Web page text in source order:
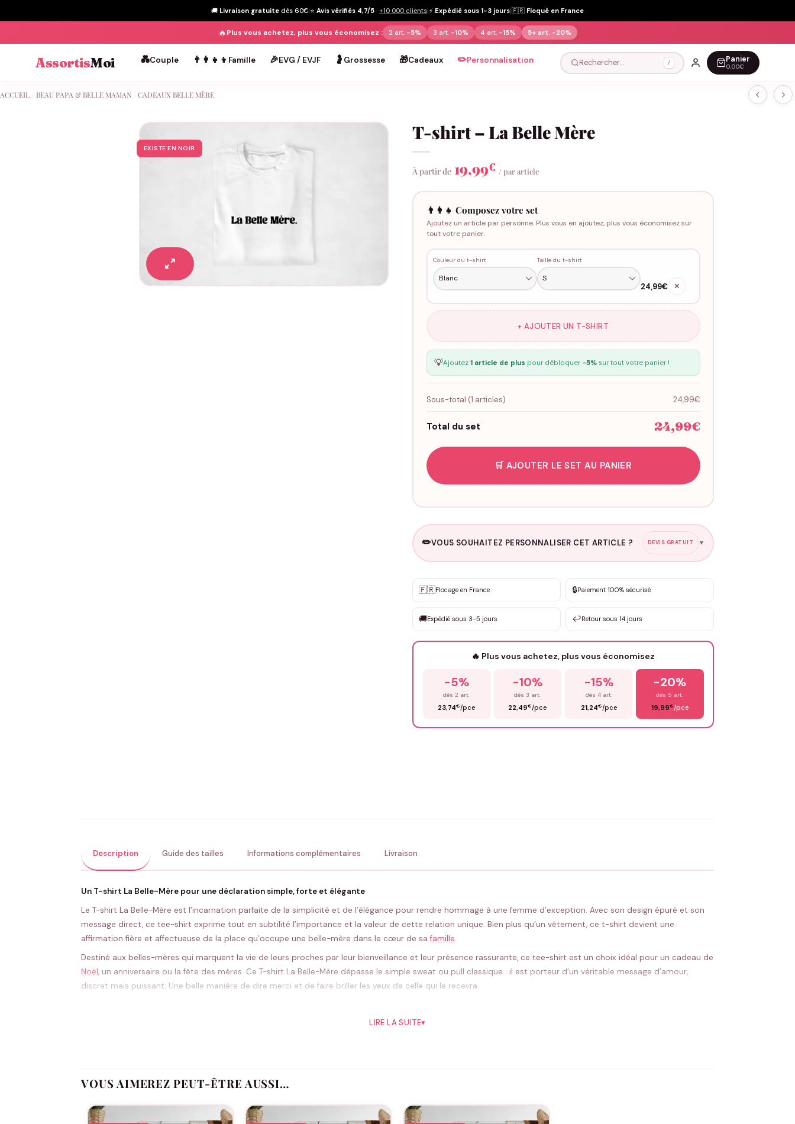
🚚 Livraison gratuite dès 60€|⭐ Avis vérifiés 4,7/5 · +10 000 clients|⚡ Expédié sous 1-3 jours|🇫🇷 Floqué en France
🔥Plus vous achetez, plus vous économisez : 2 art. -5% 3 art. -10% 4 art. -15% 5+ art. -20%
AssortisMoi 💑Couple 👨‍👩‍👧‍👦 Famille 🎉EVG / EVJF 🤰 Grossesse 🎁Cadeaux ✏️Personnalisation Rechercher… / Panier
0,00€
ACCUEIL BEAU PAPA & BELLE MAMAN CADEAUX BELLE MÈRE
EXISTE EN NOIR
T-shirt – La Belle Mère
À partir de 19,99€ / par article
👨‍👩‍👧 Composez votre set
Ajoutez un article par personne. Plus vous en ajoutez, plus vous économisez sur
tout votre panier.
Couleur du t-shirt Taille du t-shirt
24,99€ ✕
+ AJOUTER UN T-SHIRT
💡Ajoutez 1 article de plus pour débloquer -5%sur tout votre panier !
Sous-total (1 articles) 24,99€
Total du set 24,99€
🛒 AJOUTER LE SET AU PANIER
✏️VOUS SOUHAITEZ PERSONNALISER CET ARTICLE ? DEVIS GRATUIT ▼
✨ Personnalisation sur mesure
DEVIS GRATUIT · Personnalisation de 3 à 10€ selon la demande
Que souhaitez-vous ?
🇫🇷Flocage en France 🔒Paiement 100% sécurisé
🚚Expédié sous 3-5 jours ↩️Retour sous 14 jours
🔥 Plus vous achetez, plus vous économisez
-5%
dès 2 art.
23,74€/pce
-10%
dès 3 art.
22,49€/pce
-15%
dès 4 art.
21,24€/pce
-20%
dès 5 art.
19,99€/pce
Description Guide des tailles Informations complémentaires Livraison
Un T-shirt La Belle-Mère pour une déclaration simple, forte et élégante
Le T-shirt La Belle-Mère est l’incarnation parfaite de la simplicité et de l’élégance pour rendre hommage à une femme d’exception. Avec son design épuré et son
message direct, ce tee-shirt exprime tout en subtilité l’importance et la valeur de cette relation unique. Bien plus qu’un vêtement, ce t-shirt devient une
affirmation fière et affectueuse de la place qu’occupe une belle-mère dans le cœur de safamille.
Destiné aux belles-mères qui marquent la vie de leurs proches par leur bienveillance et leur présence rassurante, ce tee-shirt est un choix idéal pour un cadeau de
Noël, un anniversaire ou la fête des mères. Ce T-shirt La Belle-Mère dépasse le simple sweat ou pull classique : il est porteur d’un véritable message d’amour,
discret mais puissant. Une belle manière de dire merci et de faire briller les yeux de celle qui le recevra.
permettront de créer un coffret familial harmonieux, idéal pour un événement marquant ou une grande fête en famille. Le T-shirt La Belle-Mère devient ainsi bien
tout simplement la belle-mère, la seule, l’unique, celle qui compte.
LIRE LA SUITE▾
VOUS AIMEREZ PEUT-ÊTRE AUSSI…